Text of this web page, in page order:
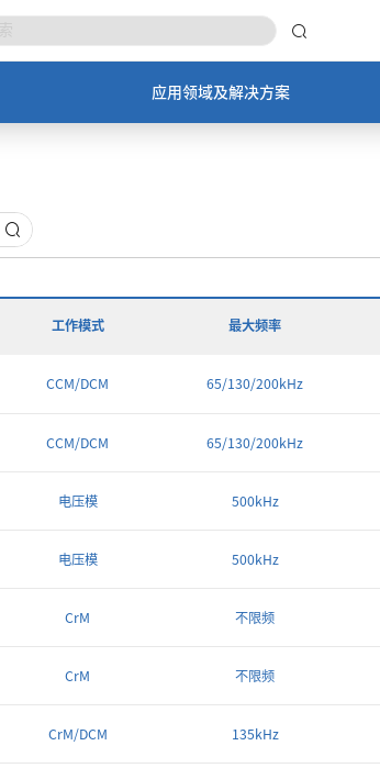
应用领域及解决方案
工作模式 最大频率
CCM/DCM 65/130/200kHz
CCM/DCM 65/130/200kHz
电压模 500kHz
电压模 500kHz
CrM 不限频
CrM 不限频
CrM/DCM 135kHz